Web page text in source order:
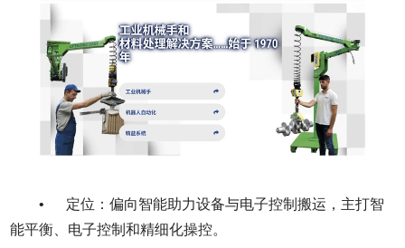
• 定位：偏向智能助力设备与电子控制搬运，主打智
能平衡、电子控制和精细化操控。